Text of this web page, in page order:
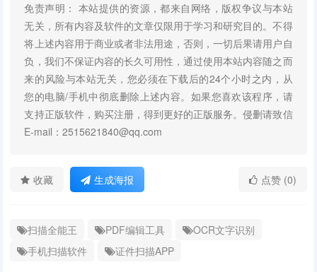
免责声明： 本站提供的资源，都来自网络，版权争议与本站
无关，所有内容及软件的文章仅限用于学习和研究目的。不得
将上述内容用于商业或者非法用途，否则，一切后果请用户自
负，我们不保证内容的长久可用性，通过使用本站内容随之而
来的风险与本站无关，您必须在下载后的24个小时之内，从
您的电脑/手机中彻底删除上述内容。如果您喜欢该程序，请
支持正版软件，购买注册，得到更好的正版服务。侵删请致信
E-mail：2515621840@qq.com
收藏 生成海报 点赞 (0)
扫描全能王 PDF编辑工具
OCR文字识别
手机扫描软件
证件扫描APP